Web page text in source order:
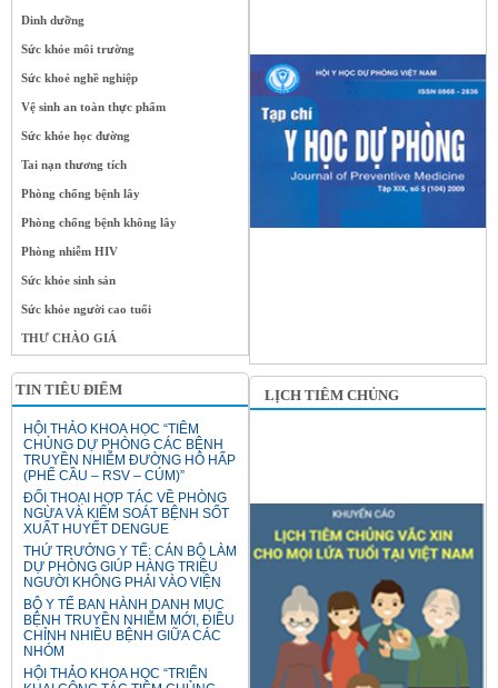
Dinh dưỡng
Sức khỏe môi trường
Sức khoẻ nghề nghiệp
Vệ sinh an toàn thực phẩm
Sức khỏe học đường
Tai nạn thương tích
Phòng chống bệnh lây
Phòng chống bệnh không lây
Phòng nhiễm HIV
Sức khỏe sinh sản
Sức khỏe người cao tuổi
THƯ CHÀO GIÁ
TIN TIÊU ĐIỂM
HỘI THẢO KHOA HỌC “TIÊM
CHỦNG DỰ PHÒNG CÁC BỆNH
TRUYỀN NHIỄM ĐƯỜNG HÔ HẤP
(PHẾ CẦU – RSV – CÚM)”
ĐỐI THOẠI HỢP TÁC VỀ PHÒNG
NGỪA VÀ KIỂM SOÁT BỆNH SỐT
XUẤT HUYẾT DENGUE
THỨ TRƯỞNG Y TẾ: CÁN BỘ LÀM
DỰ PHÒNG GIÚP HÀNG TRIỆU
NGƯỜI KHÔNG PHẢI VÀO VIỆN
BỘ Y TẾ BAN HÀNH DANH MỤC
BỆNH TRUYỀN NHIỄM MỚI, ĐIỀU
CHỈNH NHIỀU BỆNH GIỮA CÁC
NHÓM
HỘI THẢO KHOA HỌC “TRIỂN
LỊCH TIÊM CHỦNG